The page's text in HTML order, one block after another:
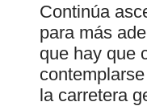
Continúa
para más
que hay que
la carretera